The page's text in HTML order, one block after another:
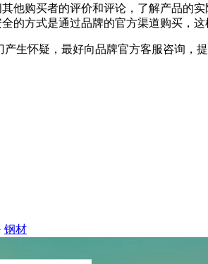
他购买者的评价和评论，了解产品的
的方式是通过品牌的官方渠道购买，
生怀疑，最好向品牌官方客服咨询，
钢材